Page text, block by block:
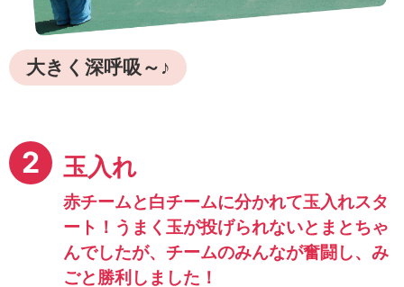
大きく深呼吸～♪
2 玉入れ
赤チームと白チームに分かれて玉入れスタ
ート！ うまく玉が投げられないとまとちゃ
んでしたが、 チームのみんなが奮闘し、み
ごと勝利しました！